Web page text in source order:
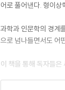
어로 풀어낸다. 형이
과학과 인문학의 경계
으로 넘나들면서도 어
이 책을 통해 독자들은
의식의 작동 원리에